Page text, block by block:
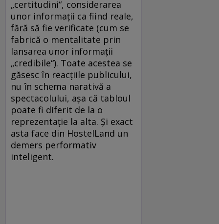
„certitudini“, considerarea
unor informaţii ca fiind reale,
fără să fie verificate (cum se
fabrică o mentalitate prin
lansarea unor informaţii
„credibile“). Toate acestea se
găsesc în reacţiile publicului,
nu în schema narativă a
spectacolului, aşa că tabloul
poate fi diferit de la o
reprezentaţie la alta. Şi exact
asta face din HostelLand un
demers performativ
inteligent.